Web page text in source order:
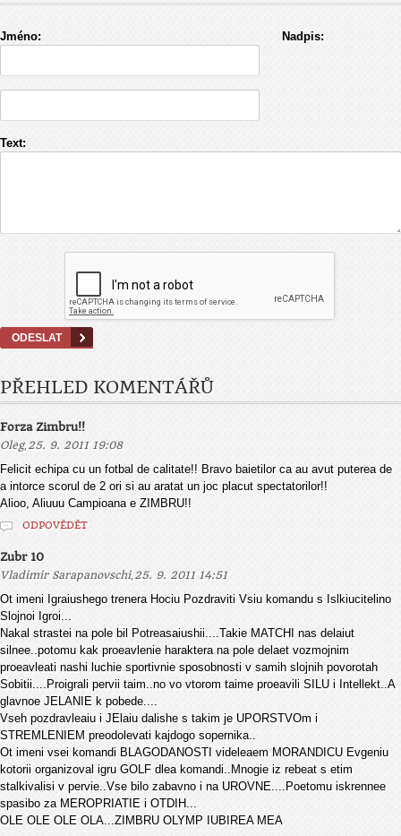
Jméno: Nadpis:
Text:
PŘEHLED KOMENTÁŘŮ
Forza Zimbru!!
Oleg, 25. 9. 2011 19:08
Felicit echipa cu un fotbal de calitate!! Bravo baietilor ca au avut puterea de
a intorce scorul de 2 ori si au aratat un joc placut spectatorilor!!
Alioo, Aliuuu Campioana e ZIMBRU!!
ODPOVĚDĚT
Zubr 10
Vladimir Sarapanovschi, 25. 9. 2011 14:51
Ot imeni Igraiushego trenera Hociu Pozdraviti Vsiu komandu s Islkiucitelino
Slojnoi Igroi...
Nakal strastei na pole bil Potreasaiushii....Takie MATCHI nas delaiut
silnee..potomu kak proeavlenie haraktera na pole delaet vozmojnim
proeavleati nashi luchie sportivnie sposobnosti v samih slojnih povorotah
Sobitii....Proigrali pervii taim..no vo vtorom taime proeavili SILU i Intellekt..A
glavnoe JELANIE k pobede....
Vseh pozdravleaiu i JElaiu dalishe s takim je UPORSTVOm i
STREMLENIEM preodolevati kajdogo sopernika..
Ot imeni vsei komandi BLAGODANOSTI videleaem MORANDICU Evgeniu
kotorii organizoval igru GOLF dlea komandi..Mnogie iz rebeat s etim
stalkivalisi v pervie..Vse bilo zabavno i na UROVNE....Poetomu iskrennee
spasibo za MEROPRIATIE i OTDIH...
OLE OLE OLE OLA...ZIMBRU OLYMP IUBIREA MEA